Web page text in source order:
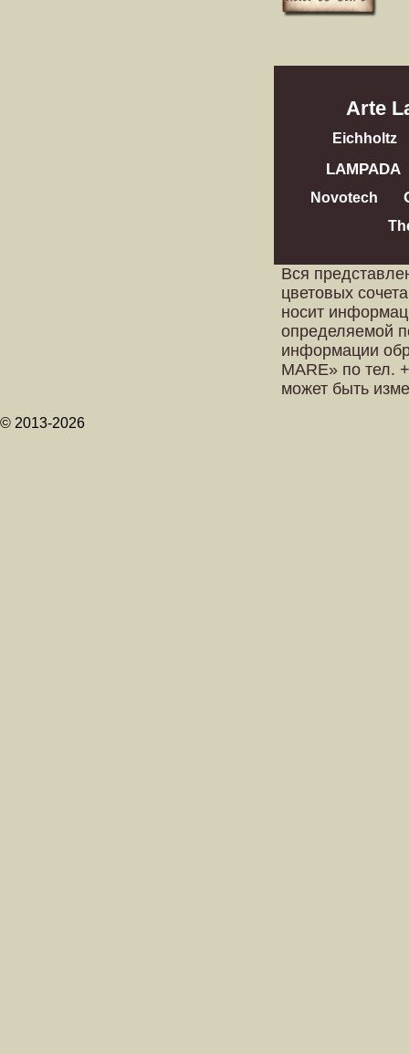
Arte
Eichholtz
LAMPADA
Novotech
Вся
цветовых
носит
определяемой
информации
MARE» по тел.
может быть
© 2013-2026